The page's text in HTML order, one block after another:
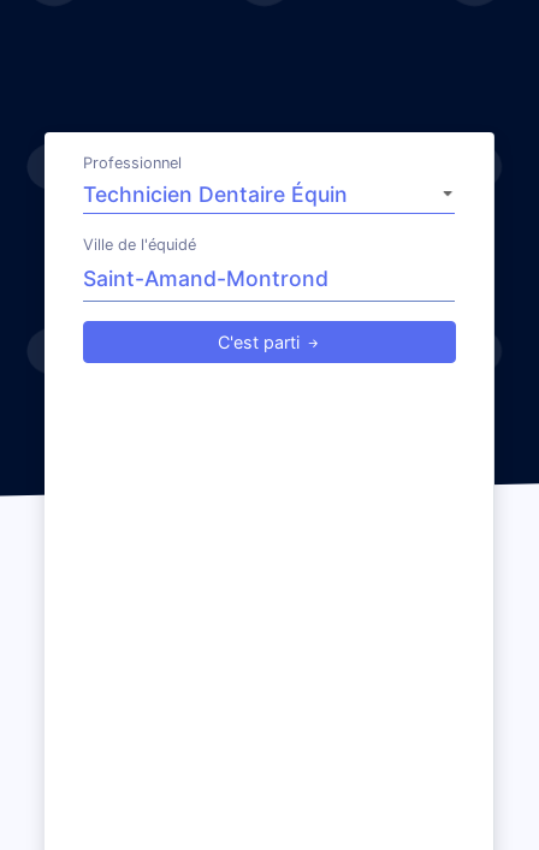
Professionnel
Ville de l'équidé
C'est parti